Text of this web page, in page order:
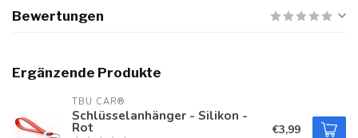
Bewertungen
Ergänzende Produkte
TBU CAR®
Schlüsselanhänger - Silikon -
Rot €3,99